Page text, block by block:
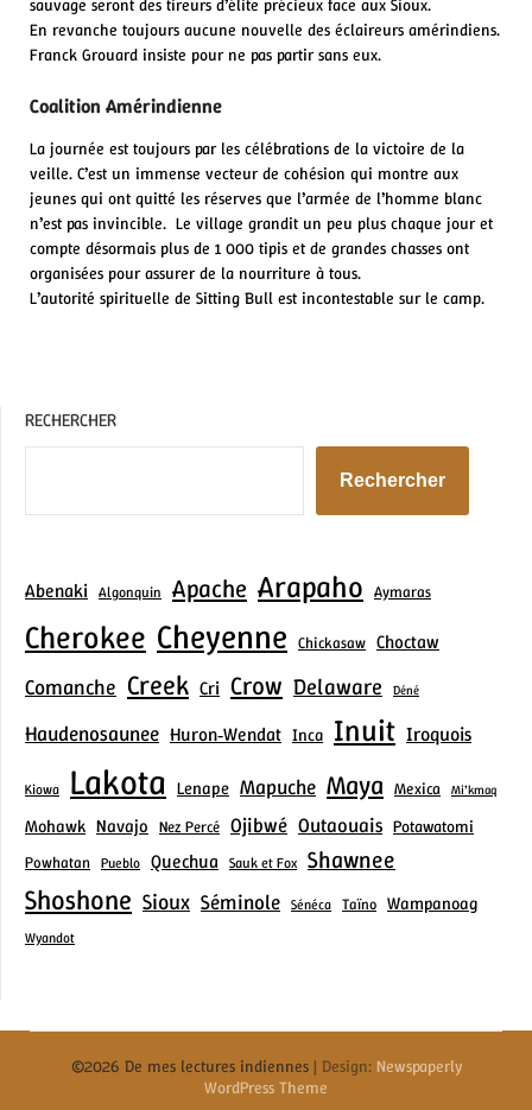
sauvage seront des tireurs d’élite précieux face aux Sioux.
En revanche toujours aucune nouvelle des éclaireurs amérindiens.
Franck Grouard insiste pour ne pas partir sans eux.
Coalition Amérindienne
La journée est toujours par les célébrations de la victoire de la
veille. C’est un immense vecteur de cohésion qui montre aux
jeunes qui ont quitté les réserves que l’armée de l’homme blanc
n’est pas invincible. Le village grandit un peu plus chaque jour et
compte désormais plus de 1 000 tipis et de grandes chasses ont
organisées pour assurer de la nourriture à tous.
L’autorité spirituelle de Sitting Bull est incontestable sur le camp.
RECHERCHER
Rechercher
Abenaki Algonquin Apache Arapaho Aymaras
Cherokee Cheyenne Chickasaw Choctaw
Comanche Creek Cri Crow Delaware Déné
Haudenosaunee Huron‑Wendat Inca Inuit Iroquois
Kiowa Lakota Lenape Mapuche Maya Mexica Mi’kmaq
Mohawk Navajo Nez Percé Ojibwé Outaouais Potawatomi
Powhatan Pueblo Quechua Sauk et Fox Shawnee
Shoshone Sioux Séminole Sénéca Taïno Wampanoag
Wyandot
©2026 De mes lectures indiennes | Design: Newspaperly
WordPress Theme